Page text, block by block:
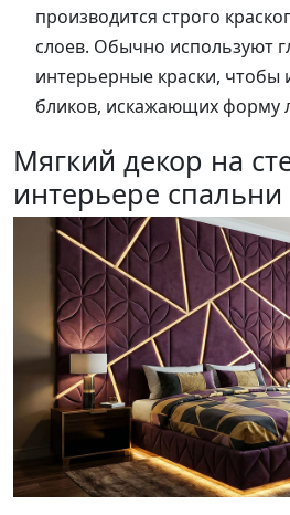
производится строго
слоев. Обычно используют
интерьерные краски,
бликов, искажающих форму
Мягкий декор на
интерьере спальни